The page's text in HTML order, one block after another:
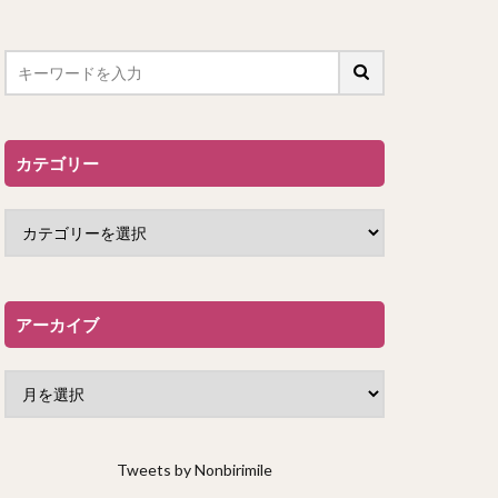
カテゴリー
アーカイブ
Tweets by Nonbirimile